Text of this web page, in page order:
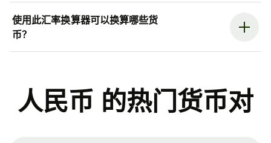
使用此汇率换算器可以换算哪些货
币？
人民币 的热门货币对